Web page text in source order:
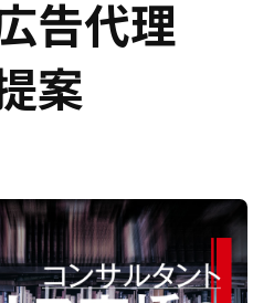
告代理
案